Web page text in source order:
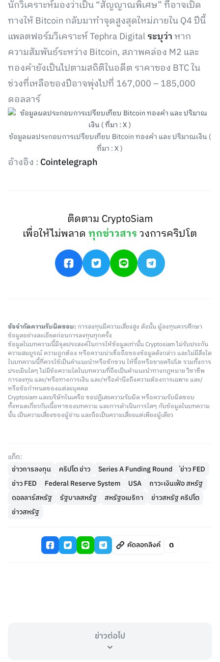
นักวิเคราะห์มองว่าเป็น “สัญญาณพิเศษ” ที่อาจเปิด
ทางให้ Bitcoin กลับมาทำจุดสูงสุดใหม่ภายใน Q4 ปีนี้
แพลตฟอร์มวิเคราะห์ Tephra Digitalระบุว่าหาก
ความสัมพันธ์ระหว่าง Bitcoin, สภาพคล่อง M2 และ
ทองคำยังเป็นไปตามสถิติในอดีต ราคาของ BTC ใน
ช่วงที่เหลือของปีอาจพุ่งไปที่ 167,000 – 185,000
ดอลลาร์
ข้อมูลผลประกอบการเปรียบเทียบ Bitcoin ทองคำ และ ปริมาณเงิน (
ที่มา : X )
อ้างอิง : Cointelegraph
ติดตาม CryptoSiam
เพื่อให้ไม่พลาดทุกข่าวสารวงการคริปโต
ข้อจำกัดความรับผิดชอบ: การลงทุนมีความเสี่ยงสูง ดังนั้น ผู้ลงทุนควรศึกษา
ข้อมูลอย่างละเอียดก่อนการลงทุนทุกครั้ง
ข้อมูลในบทความนี้มีจุดประสงค์ในการให้ข้อมูลเท่านั้น Cryptosiam ไม่รับประกัน
ความสมบูรณ์ ความถูกต้อง หรือความน่าเชื่อถือของข้อมูลดังกล่าว และไม่มีสิ่งใด
ในบทความนี้ที่ควรใช้เป็นคำแนะนำหรือชักชวน ให้ซื้อหรือขายคริปโต รวมทั้งการ
ประเมินใดๆ ไม่มีข้อความใดในบทความที่ถือเป็นคำแนะนำทางกฎหมาย วิชาชีพ
การลงทุน และ/หรือทางการเงิน และ/หรือคำนึงถึงความต้องการเฉพาะ และ/
หรือข้อกำหนดของแต่ละบุคคล
Cryptosiam และบริษัทในเครือ ขอปฏิเสธความรับผิด หรือความรับผิดชอบ
ทั้งหมดเกี่ยวกับเนื้อหาของบทความ และการดำเนินการใดๆ กับข้อมูลในบทความ
นั้น เป็นความเสี่ยงของผู้อ่าน และถือเป็นความเสี่ยงแต่เพียงผู้เดียว
แท็ก:
ข่าวการลงทุน
คริปโต ข่าว Series A Funding Round
่ข่าว FED
ข่าว FED
Federal Reserve System USA
ภาวะเงินเฟ้อ สหรัฐ
ดอลลาร์สหรัฐ
รัฐบาลสหรัฐ สหรัฐอเมริกา
ข่าวสหรัฐ คริปโต
ข่าวสหรัฐ
คัดลอกลิงค์
ข่าวต่อไป